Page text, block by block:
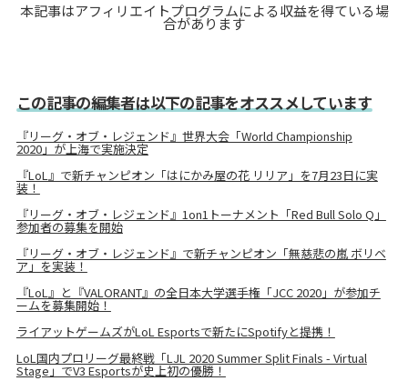
本記事はアフィリエイトプログラムによる収益を得ている場
合があります
この記事の編集者は以下の記事をオススメしています
『リーグ・オブ・レジェンド』世界大会「World Championship
2020」が上海で実施決定
『LoL』で新チャンピオン「はにかみ屋の花 リリア」を7月23日に実
装！
『リーグ・オブ・レジェンド』1on1トーナメント「Red Bull Solo Q」
参加者の募集を開始
『リーグ・オブ・レジェンド』で新チャンピオン「無慈悲の嵐 ボリベ
ア」を実装！
『LoL』と『VALORANT』の全日本大学選手権「JCC 2020」が参加チ
ームを募集開始！
ライアットゲームズがLoL Esportsで新たにSpotifyと提携！
LoL国内プロリーグ最終戦「LJL 2020 Summer Split Finals - Virtual
Stage」でV3 Esportsが史上初の優勝！